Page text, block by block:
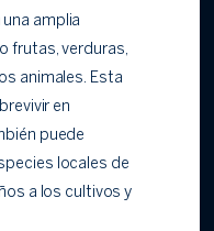
amplia
frutas, verduras,
animales. Esta
en
puede
locales de
a los cultivos y